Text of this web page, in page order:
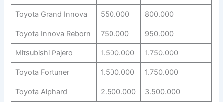
Toyota Grand Innova 550.000 800.000
Toyota Innova Reborn 750.000 950.000
Mitsubishi Pajero 1.500.000 1.750.000
Toyota Fortuner 1.500.000 1.750.000
Toyota Alphard 2.500.000 3.500.000